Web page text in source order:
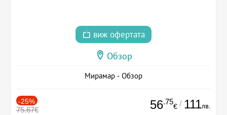
виж офертата
Обзор
Мирамар - Обзор
-25%
75.67€ 56.75
€ / 111лв.